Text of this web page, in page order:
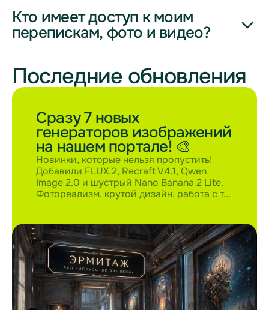
Да, такая возможность есть в тарифе «Бизнес». В него
можно добавить до 30 пользователей.
семьи или небольшой команды
Кто имеет доступ к моим
перепискам, фото и видео?
Никто, кроме вас, нас и нейросетей, которыми вы
пользуетесь. Больше никому никаких доступов не выдаем,
ваша конфиденциальность под вашим контролем
Последние обновления
Сразу 7 новых
генераторов изображений
на нашем портале! 🎨
Новинки, которые нельзя пропустить!
Добавили FLUX.2, Recraft V4.1, Qwen
Image 2.0 и шустрый Nano Banana 2 Lite.
Фотореализм, крутой дизайн, работа с т...